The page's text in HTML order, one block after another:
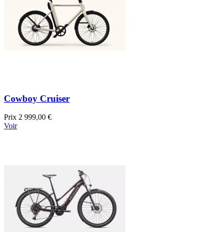
Cowboy Cruiser
Prix 2 999,00 €
Voir